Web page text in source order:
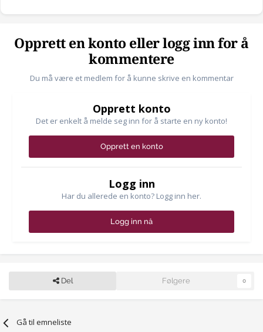
Opprett en konto eller logg inn for å
kommentere
Du må være et medlem for å kunne skrive en kommentar
Opprett konto
Det er enkelt å melde seg inn for å starte en ny konto!
Opprett en konto
Logg inn
Har du allerede en konto? Logg inn her.
Logg inn nå
Del Følgere 0
Gå til emneliste